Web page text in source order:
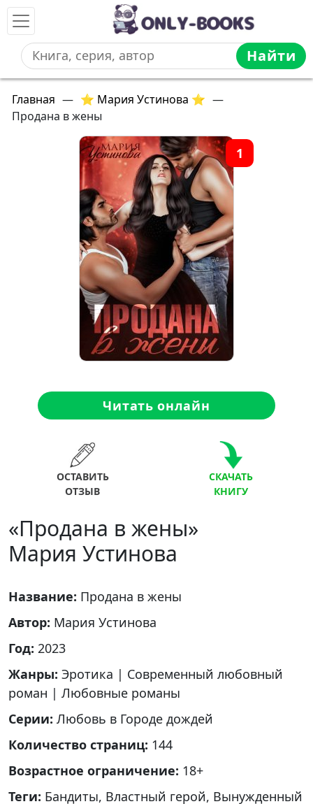
Найти
Главная — ⭐ Мария Устинова ⭐ —
Продана в жены
1
Читать онлайн
ОСТАВИТЬ
ОТЗЫВ
СКАЧАТЬ
КНИГУ
«Продана в жены»
Мария Устинова
Название: Продана в жены
Автор: Мария Устинова
Год: 2023
Жанры: Эротика | Современный любовный
роман | Любовные романы
Серии: Любовь в Городе дождей
Количество страниц: 144
Возрастное ограничение: 18+
Теги: Бандиты, Властный герой, Вынужденный